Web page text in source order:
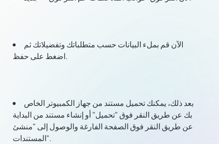
الآن قم بملء البيانات حسب متطلباتك وتفضيلاتك ثم
اضغط على حفظ.
بعد ذلك، يمكنك تحميل مستند من جهاز الكمبيوتر الخاص
بك عن طريق النقر فوق "تحميل" أو إنشاء مستند من البداية
عن طريق النقر فوق الصفحة الفارغة والوصول إلى "منشئ
المستندات".